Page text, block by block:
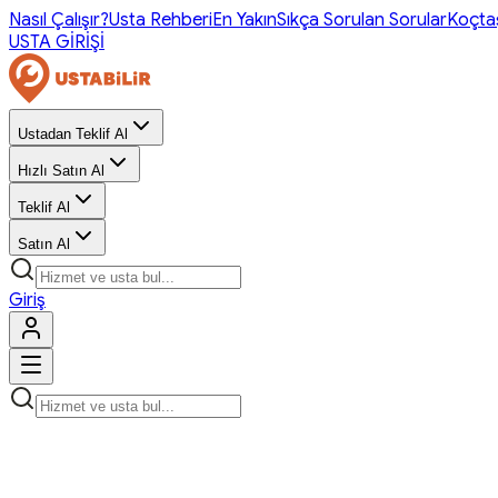
Nasıl Çalışır?Usta RehberiEn YakınSıkça Sorulan Sorular
USTA GİRİŞİ
Ustadan Teklif Al
Hızlı Satın Al
Teklif Al
Satın Al
Giriş